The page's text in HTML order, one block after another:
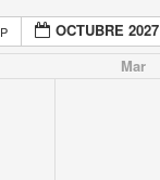
OCTUBRE 2027
Mar